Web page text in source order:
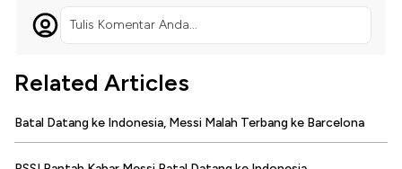
Tulis Komentar Anda...
Related Articles
Batal Datang ke Indonesia, Messi Malah Terbang ke Barcelona